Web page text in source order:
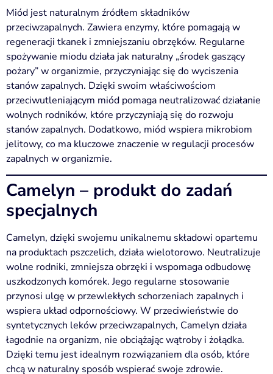
Miód jest naturalnym źródłem składników
przeciwzapalnych. Zawiera enzymy, które pomagają w
regeneracji tkanek i zmniejszaniu obrzęków. Regularne
spożywanie miodu działa jak naturalny „środek gaszący
pożary” w organizmie, przyczyniając się do wyciszenia
stanów zapalnych. Dzięki swoim właściwościom
przeciwutleniającym miód pomaga neutralizować działanie
wolnych rodników, które przyczyniają się do rozwoju
stanów zapalnych. Dodatkowo, miód wspiera mikrobiom
jelitowy, co ma kluczowe znaczenie w regulacji procesów
zapalnych w organizmie.
Camelyn – produkt do zadań
specjalnych
Camelyn, dzięki swojemu unikalnemu składowi opartemu
na produktach pszczelich, działa wielotorowo. Neutralizuje
wolne rodniki, zmniejsza obrzęki i wspomaga odbudowę
uszkodzonych komórek. Jego regularne stosowanie
przynosi ulgę w przewlekłych schorzeniach zapalnych i
wspiera układ odpornościowy. W przeciwieństwie do
syntetycznych leków przeciwzapalnych, Camelyn działa
łagodnie na organizm, nie obciążając wątroby i żołądka.
Dzięki temu jest idealnym rozwiązaniem dla osób, które
chcą w naturalny sposób wspierać swoje zdrowie.